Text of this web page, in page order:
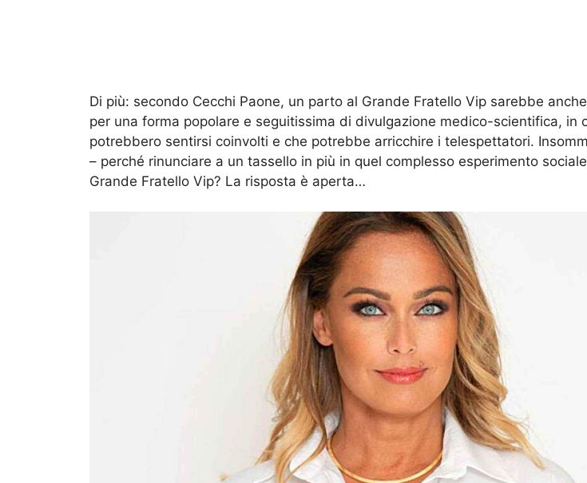
Di più: secondo Cecchi Paone, un parto al Grande Fratello Vip sarebbe anche
per una forma popolare e seguitissima di divulgazione medico-scientifica, in
potrebbero sentirsi coinvolti e che potrebbe arricchire i telespettatori.
– perché rinunciare a un tassello in più in quel complesso esperimento
Grande Fratello Vip? La risposta è aperta…